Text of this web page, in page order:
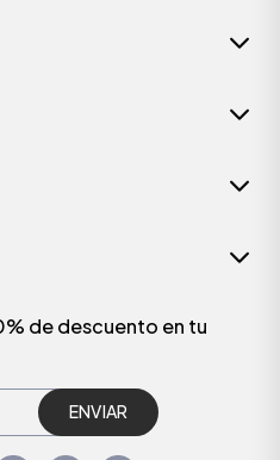
de descuento en tu
ENVIAR